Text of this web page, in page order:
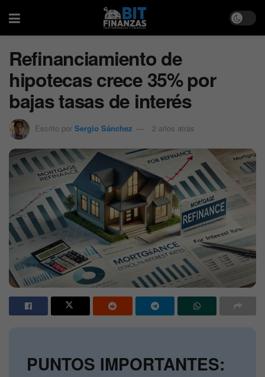
Refinanciamiento de
hipotecas crece 35% por
bajas tasas de interés
Escrito por Sergio Sánchez 2 años atrás
PUNTOS IMPORTANTES: